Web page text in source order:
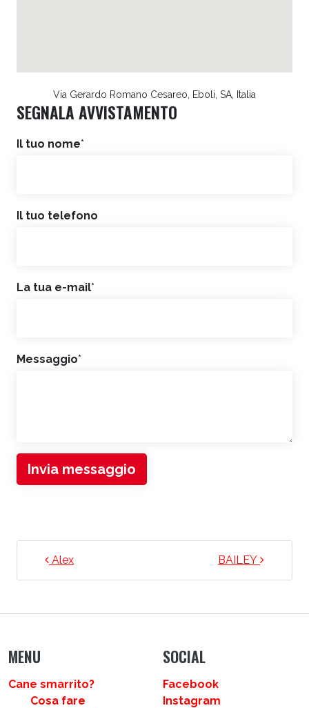
Via Gerardo Romano Cesareo, Eboli, SA, Italia
SEGNALA AVVISTAMENTO
Il tuo nome*
Il tuo telefono
La tua e-mail*
Messaggio*
Invia messaggio
NAVIGAZIONE ARTICOLI
Alex BAILEY
MENU
Cane smarrito?
Cosa fare
SOCIAL
Facebook
Instagram